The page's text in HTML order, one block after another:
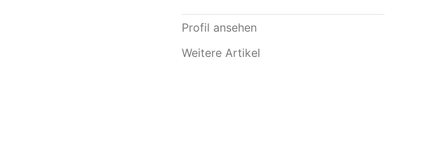
Profil ansehen
Weitere Artikel